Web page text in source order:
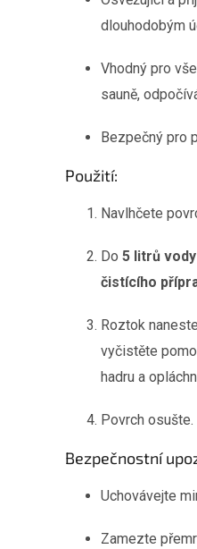
dlouhodobým
Vhodný pro
sauně,
Bezpečný pro
Použití:
Navlhčete
Do 5 litrů vody
čistícího
Roztok
vyčistěte
hadru a
Povrch osušte.
Bezpečnostní
Uchovávejte
Zamezte